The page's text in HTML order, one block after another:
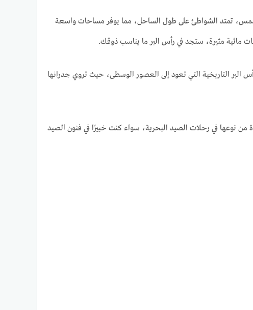
تمتد الشواطئ على طول الساحل، مما يوفر مساحات واسعة
مائية مثيرة، ستجد في رأس البر ما يناسب ذوقك.
البر التاريخية التي تعود إلى العصور الوسطى، حيث تروي جدرانها
من نوعها في رحلات الصيد البحرية، سواء كنت خبيرًا في فنون الصيد